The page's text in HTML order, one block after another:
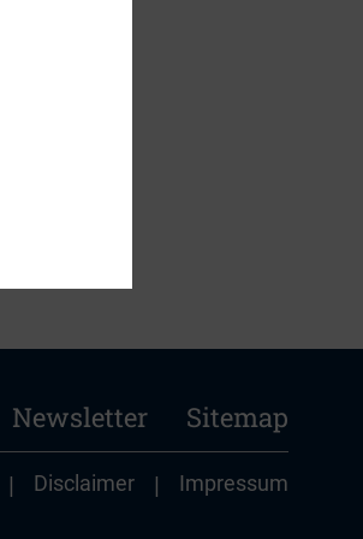
Newsletter Sitemap
| Disclaimer | Impressum